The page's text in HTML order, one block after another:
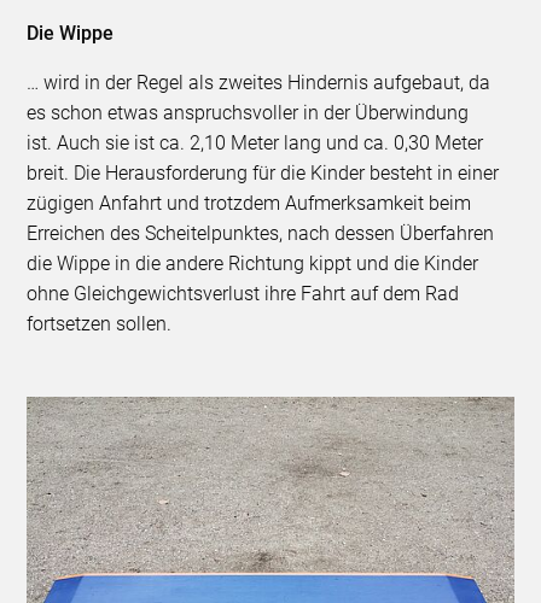
Die Wippe
… wird in der Regel als zweites Hindernis aufgebaut, da
es schon etwas anspruchsvoller in der Überwindung
ist. Auch sie ist ca. 2,10 Meter lang und ca. 0,30 Meter
breit. Die Herausforderung für die Kinder besteht in einer
zügigen Anfahrt und trotzdem Aufmerksamkeit beim
Erreichen des Scheitelpunktes, nach dessen Überfahren
die Wippe in die andere Richtung kippt und die Kinder
ohne Gleichgewichtsverlust ihre Fahrt auf dem Rad
fortsetzen sollen.